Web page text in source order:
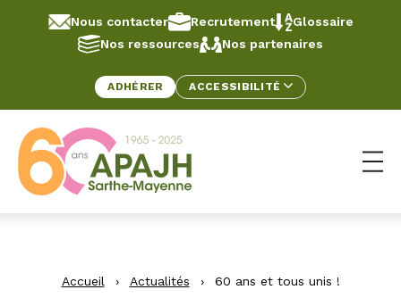
Aller au contenu
Nous contacter Recrutement
Glossaire
Nos ressources
Nos partenaires
ADHÉRER ACCESSIBILITÉ
Accueil › Actualités › 60 ans et tous unis !
Panneau de gestion des cookies